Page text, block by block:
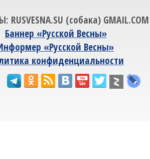
RUSVESNA.SU (собака) GMAIL.COM
Баннер «Русской Весны»
«Русской Весны»
конфиденциальности